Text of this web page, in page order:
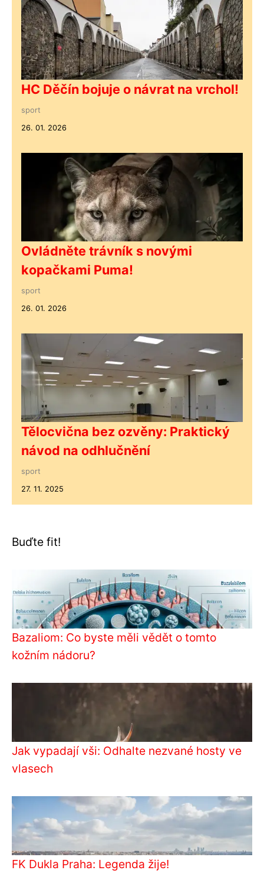
HC Děčín bojuje o návrat na vrchol!
sport
26. 01. 2026
Ovládněte trávník s novými
kopačkami Puma!
sport
26. 01. 2026
Tělocvična bez ozvěny: Praktický
návod na odhlučnění
sport
27. 11. 2025
Buďte fit!
Bazaliom: Co byste měli vědět o tomto
kožním nádoru?
Jak vypadají vši: Odhalte nezvané hosty ve
vlasech
FK Dukla Praha: Legenda žije!